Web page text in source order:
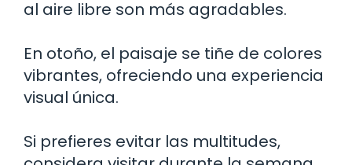
al aire libre son más agradables.
En otoño, el paisaje se tiñe de colores
vibrantes, ofreciendo una experiencia
visual única.
Si prefieres evitar las multitudes,